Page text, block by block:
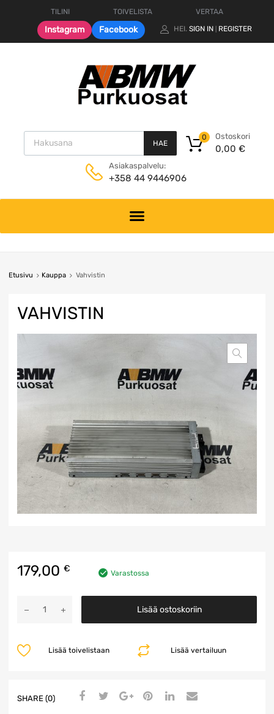
TILINI TOIVELISTA VERTAA
Instagram Facebook HEI. SIGN IN REGISTER
Products search
HAE
Ostoskori
0,00 €
0
Asiakaspalvelu:
+358 44 9446906
content
Etusivu Kauppa Vahvistin
VAHVISTIN
179,00 € Varastossa
määrä
Lisää ostoskoriin
Lisää vertailuun
Lisää toivelistaan
SHARE (0)